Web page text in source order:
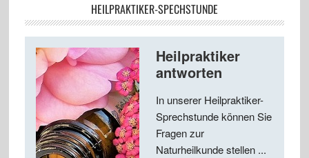
HEILPRAKTIKER-SPECHSTUNDE
Heilpraktiker
antworten
In unserer Heilpraktiker-
Sprechstunde können Sie
Fragen zur
Naturheilkunde stellen ...